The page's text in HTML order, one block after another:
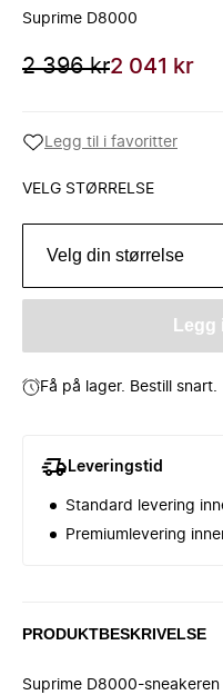
Suprime D8000
2 396 kr2 041 kr
Legg til i favoritter
VELG STØRRELSE
Velg din størrelse
Legg
Få på lager. Bestill snart.
Leveringstid
Standard levering
Premiumlevering
PRODUKTBESKRIVELSE
Suprime D8000-